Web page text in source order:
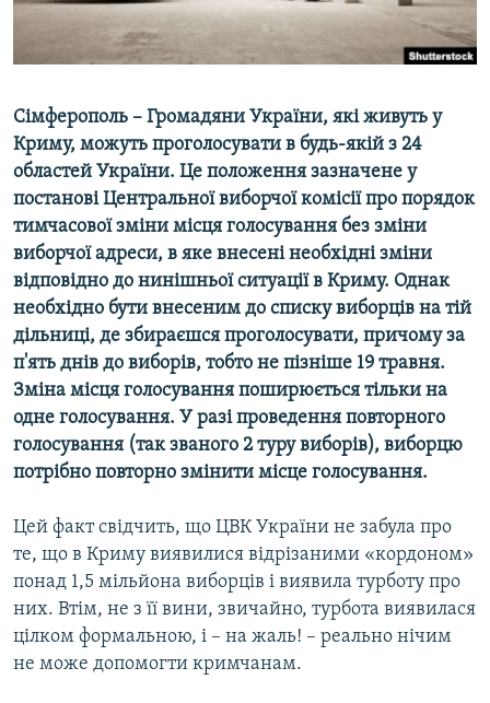
УКРАЇНСЬКА ПРОБЛЕМА КРИМУ
ІНФОГРАФІКА
ДОЛУЧАЙСЯ!
Усі сайти RFE/RL
Сімферополь – Громадяни України, які живуть у
Криму, можуть проголосувати в будь-якій з 24
областей України. Це положення зазначене у
постанові Центральної виборчої комісії про порядок
тимчасової зміни місця голосування без зміни
виборчої адреси, в яке внесені необхідні зміни
відповідно до нинішньої ситуації в Криму. Однак
необхідно бути внесеним до списку виборців на тій
дільниці, де збираєшся проголосувати, причому за
п'ять днів до виборів, тобто не пізніше 19 травня.
Зміна місця голосування поширюється тільки на
одне голосування. У разі проведення повторного
голосування (так званого 2 туру виборів), виборцю
потрібно повторно змінити місце голосування.
Цей факт свідчить, що ЦВК України не забула про
те, що в Криму виявилися відрізаними «кордоном»
понад 1,5 мільйона виборців і виявила турботу про
них. Втім, не з її вини, звичайно, турбота виявилася
цілком формальною, і – на жаль! – реально нічим
не може допомогти кримчанам.